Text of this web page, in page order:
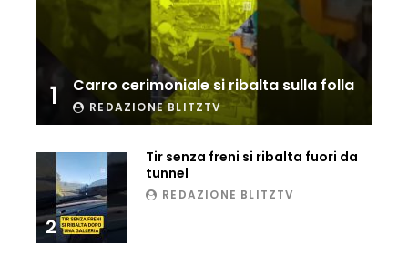
Ucraina, ecco come gli F16 intercettano
i droni russi
Tir bloccato sul passaggio a livello:
treno lo distrugge
Parco divertimenti, attrazione cede
all’improvviso
1 Carro cerimoniale si ribalta sulla folla
REDAZIONE BLITZTV
2
Tir senza freni si ribalta fuori da
tunnel
REDAZIONE BLITZTV